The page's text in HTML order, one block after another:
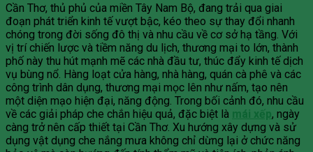
Cần Thơ, thủ phủ của miền Tây Nam Bộ, đang trải qua giai
đoạn phát triển kinh tế vượt bậc, kéo theo sự thay đổi nhanh
chóng trong đời sống đô thị và nhu cầu về cơ sở hạ tầng. Với
vị trí chiến lược và tiềm năng du lịch, thương mại to lớn, thành
phố này thu hút mạnh mẽ các nhà đầu tư, thúc đẩy kinh tế dịch
vụ bùng nổ. Hàng loạt cửa hàng, nhà hàng, quán cà phê và các
công trình dân dụng, thương mại mọc lên như nấm, tạo nên
một diện mạo hiện đại, năng động. Trong bối cảnh đó, nhu cầu
về các giải pháp che chắn hiệu quả, đặc biệt là mái xếp, ngày
càng trở nên cấp thiết tại Cần Thơ. Xu hướng xây dựng và sử
dụng vật dụng che nắng mưa không chỉ dừng lại ở chức năng